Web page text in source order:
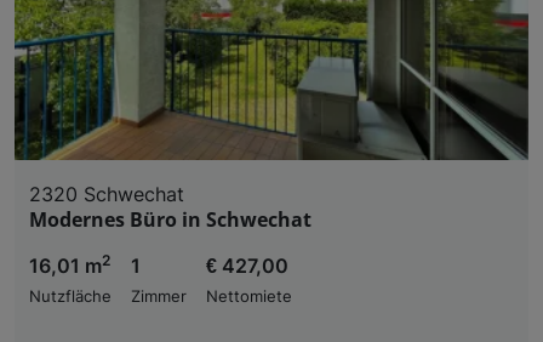
2320 Schwechat
Modernes Büro in Schwechat
16,01 m2
Nutzfläche
1
Zimmer
€ 427,00
Nettomiete